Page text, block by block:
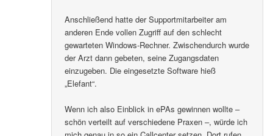
Anschließend hatte der Supportmitarbeiter am
anderen Ende vollen Zugriff auf den schlecht
gewarteten Windows-Rechner. Zwischendurch wurde
der Arzt dann gebeten, seine Zugangsdaten
einzugeben. Die eingesetzte Software hieß
„Elefant“.
Wenn ich also Einblick in ePAs gewinnen wollte –
schön verteilt auf verschiedene Praxen –, würde ich